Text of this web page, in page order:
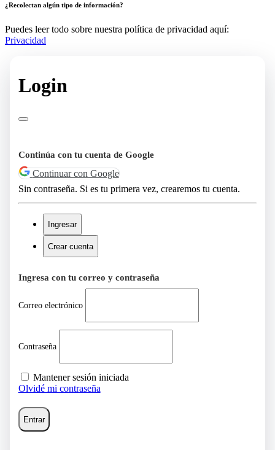
¿Recolectan algún tipo de información?
Puedes leer todo sobre nuestra política de privacidad aquí:
Privacidad
Login
Continúa con tu cuenta de Google
Continuar con Google
Sin contraseña. Si es tu primera vez, crearemos tu cuenta.
Ingresar
Crear cuenta
Ingresa con tu correo y contraseña
Correo electrónico
Contraseña
Mantener sesión iniciada
Olvidé mi contraseña
Entrar